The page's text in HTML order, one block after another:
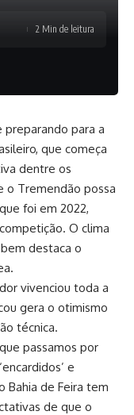
2 Min de leitura
preparando para a
que começa
dentre os
o Tremendão possa
foi em 2022,
O clima
destaca o
vivenciou toda a
gera o otimismo
técnica.
passamos por
e
Bahia de Feira tem
de que o